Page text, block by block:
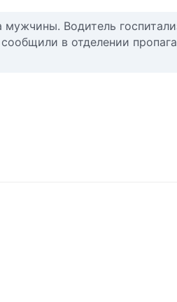
Водитель
в отделении